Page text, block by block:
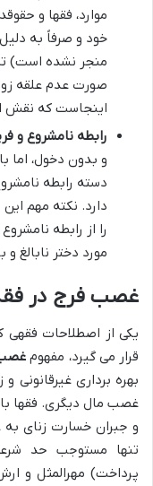
موارد، فقها و
خود و صرفاً به
منجر نشده است)
صورت عدم علقه
اینجاست که نقش
رابطه نامشروع و
و بدون دخول، اما
دسته رابطه
دارد. نکته مهم
را از رابطه
مورد دختر نابالغ
غصب فرج در
یکی از اصطلاحات فقهی
قرار می گیرد، مفهوم
بهره برداری غیرقانونی
غصب مال دیگری. فقها با
و جبران خسارت زنای
تنها مستوجب حد
پرداخت) مهرالمثل و